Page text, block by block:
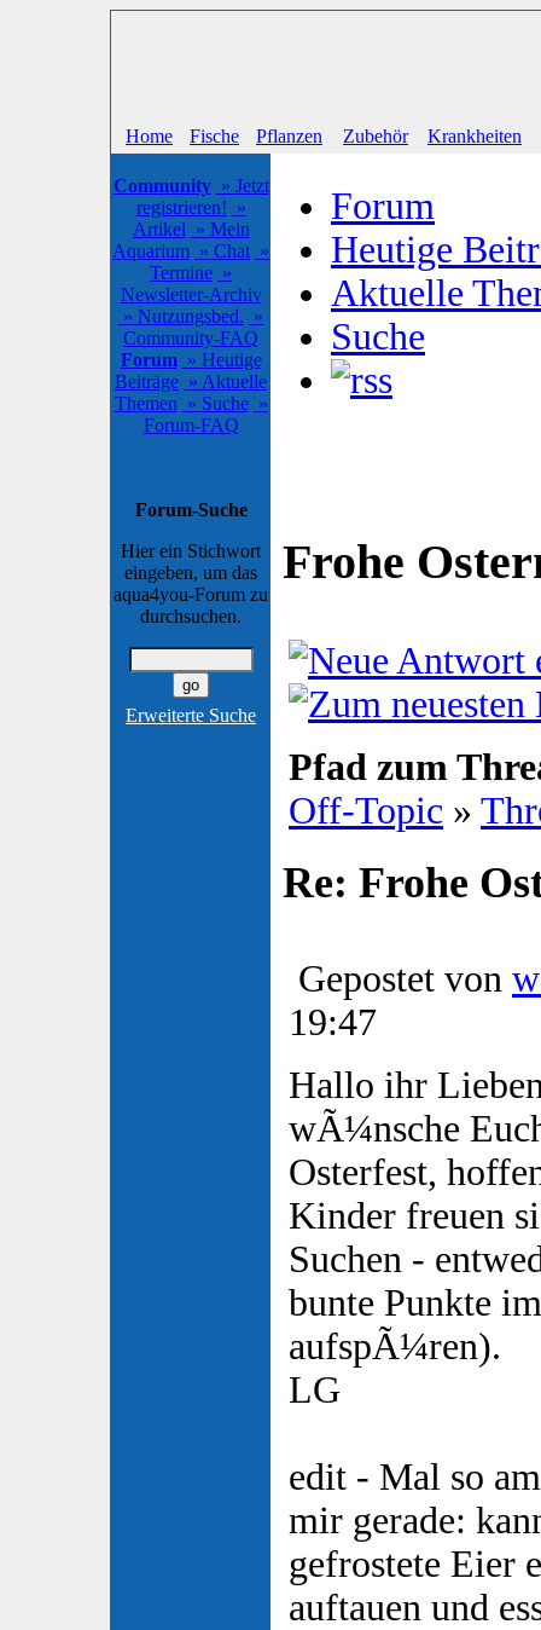
Home Fische Pflanzen Zubehör Krankheiten
Community » Jetzt
registrieren! »
Artikel » Mein
Aquarium » Chat »
Termine »
Newsletter-Archiv
» Nutzungsbed. »
Community-FAQ
Forum » Heutige
Beiträge » Aktuelle
Themen » Suche »
Forum-FAQ
Forum-Suche
Hier ein Stichwort
eingeben, um das
aqua4you-Forum zu
durchsuchen.
Erweiterte Suche
Forum
Heutige
Aktuelle
Suche
Frohe
Pfad zum
Off-Topic »
Re: Frohe
Gepostet von
19:47
Hallo ihr
wÃ¼nsche
Osterfest,
Kinder freuen
Suchen -
bunte Punkte
aufspÃ¼ren).
LG
edit - Mal so
mir gerade:
gefrostete Eier
auftauen und